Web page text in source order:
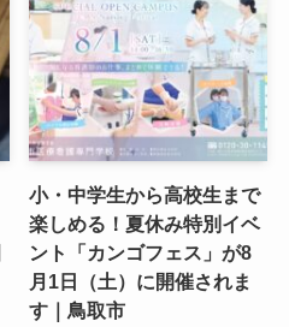
小・中学生から高校生まで
楽しめる！夏休み特別イベ
ント「カンゴフェス」が8
月1日（土）に開催されま
す｜鳥取市